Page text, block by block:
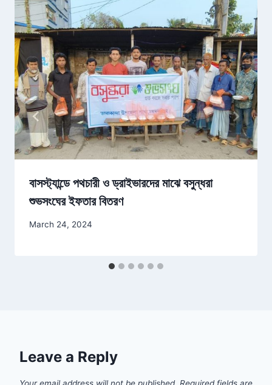
বাসস্ট্যান্ডে পথচারী ও ড্রাইভারদের মাঝে বসুন্ধরা
শুভসংঘের ইফতার বিতরণ
March 24, 2024
Leave a Reply